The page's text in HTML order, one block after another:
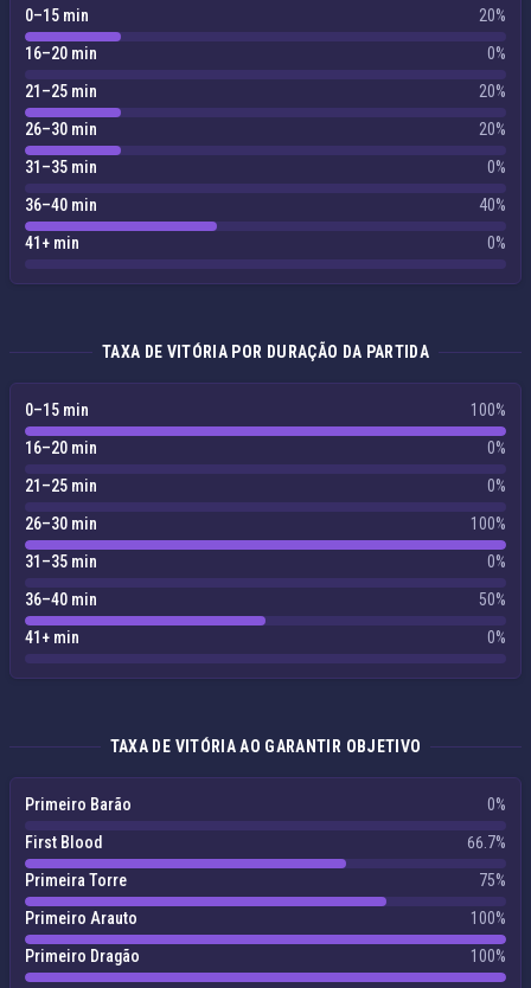
0–15 min
20%
16–20 min
0%
21–25 min
20%
26–30 min
20%
31–35 min
0%
36–40 min
40%
41+ min
0%
TAXA DE VITÓRIA POR DURAÇÃO DA PARTIDA
0–15 min
100%
16–20 min
0%
21–25 min
0%
26–30 min
100%
31–35 min
0%
36–40 min
50%
41+ min
0%
TAXA DE VITÓRIA AO GARANTIR OBJETIVO
Primeiro Barão
0%
First Blood
66.7%
Primeira Torre
75%
Primeiro Arauto
100%
Primeiro Dragão
100%